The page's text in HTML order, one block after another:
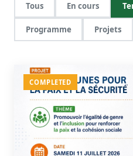
Tous En cours
Programme Projets
COMPLETED